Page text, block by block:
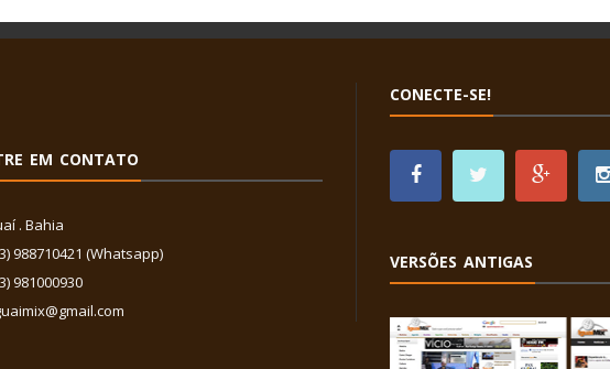
EM CONTATO
. Bahia
988710421 (Whatsapp)
981000930
CONECTE-SE!
VERSÕES ANTIGAS